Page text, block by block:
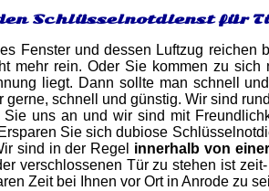
Schlüsselnotdienst für
Fenster und dessen Luftzug
mehr rein. Oder Sie kommen zu
liegt. Dann sollte man schnell
gerne, schnell und günstig. Wir sind
uns an und wir sind mit
Sie sich dubiose
sind in der Regel innerhalb von
verschlossenen Tür zu stehen ist
Zeit bei Ihnen vor Ort in Anrode zu